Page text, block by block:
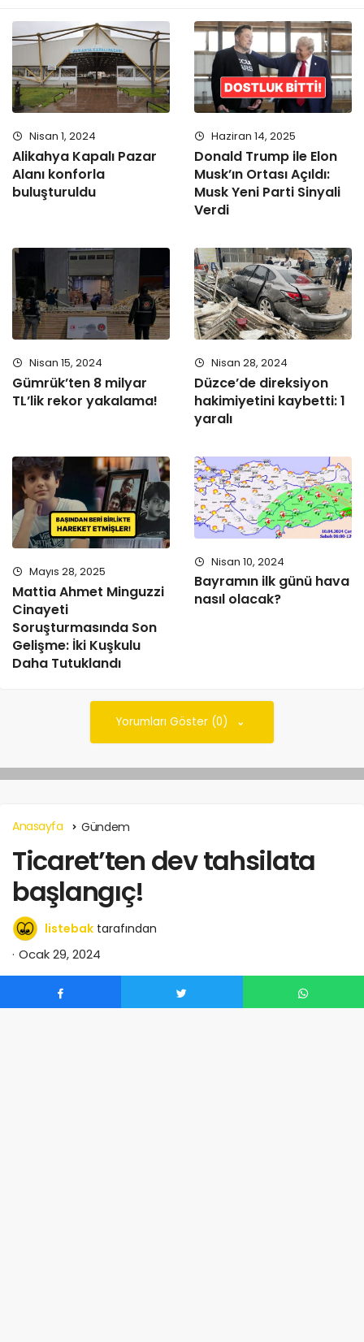
Nisan 1, 2024
Alikahya Kapalı Pazar
Alanı konforla
buluşturuldu
Haziran 14, 2025
Donald Trump ile Elon
Musk’ın Ortası Açıldı:
Musk Yeni Parti Sinyali
Verdi
Nisan 15, 2024
Gümrük’ten 8 milyar
TL’lik rekor yakalama!
Nisan 28, 2024
Düzce’de direksiyon
hakimiyetini kaybetti: 1
yaralı
Mayıs 28, 2025
Mattia Ahmet Minguzzi
Cinayeti
Soruşturmasında Son
Gelişme: İki Kuşkulu
Daha Tutuklandı
Nisan 10, 2024
Bayramın ilk günü hava
nasıl olacak?
Yorumları Göster (0)
Anasayfa Gündem
Ticaret’ten dev tahsilata
başlangıç!
listebak tarafından
Ocak 29, 2024